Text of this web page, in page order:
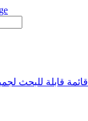
قائمة قابلة للبحث